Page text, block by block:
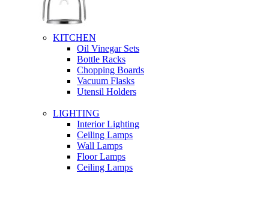
KITCHEN
Oil Vinegar Sets
Bottle Racks
Chopping Boards
Vacuum Flasks
Utensil Holders
LIGHTING
Interior Lighting
Ceiling Lamps
Wall Lamps
Floor Lamps
Ceiling Lamps